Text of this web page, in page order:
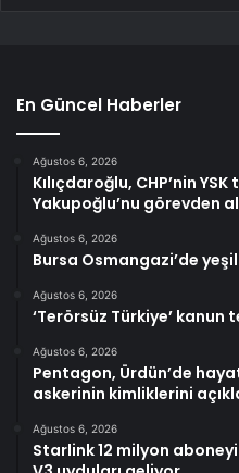
En Güncel Haberler
Ağustos 6, 2026
Kılıçdaroğlu, CHP’nin
Yakupoğlu’nu görevden
Ağustos 6, 2026
Bursa Osmangazi’de
Ağustos 6, 2026
‘Terörsüz Türkiye’ kanun
Ağustos 6, 2026
Pentagon, Ürdün’de
askerinin kimliklerini
Ağustos 6, 2026
Starlink 12 milyon